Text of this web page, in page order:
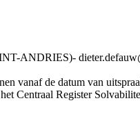
ANDRIES)-
vanaf de datum van
Centraal Register